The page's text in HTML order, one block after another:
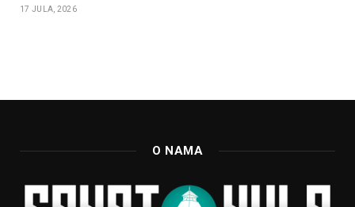
17 JULA, 2026
O NAMA